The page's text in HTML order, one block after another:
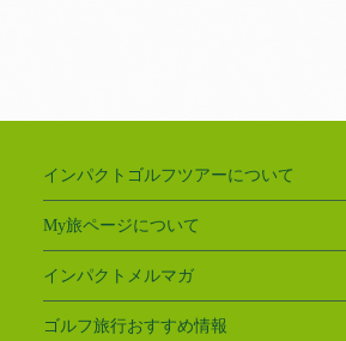
インパクトゴルフツアーについて
My旅ページについて
インパクトメルマガ
ゴルフ旅行おすすめ情報